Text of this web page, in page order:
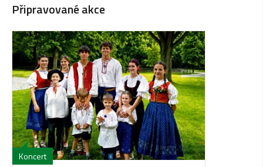
Připravované akce
Koncert